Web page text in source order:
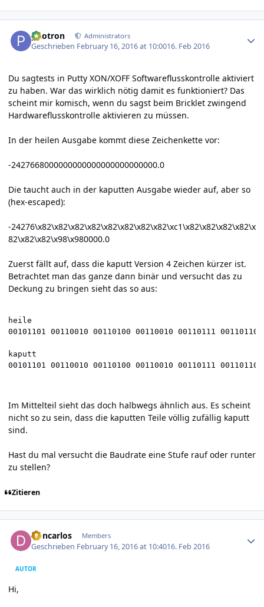
photron Administrators
Geschrieben February 16, 2016 at 10:0016. Feb 2016
Du sagtests in Putty XON/XOFF Softwareflusskontrolle aktiviert
zu haben. War das wirklich nötig damit es funktioniert? Das
scheint mir komisch, wenn du sagst beim Bricklet zwingend
Hardwareflusskontrolle aktivieren zu müssen.
In der heilen Ausgabe kommt diese Zeichenkette vor:
-2427668000000000000000000000000.0
Die taucht auch in der kaputten Ausgabe wieder auf, aber so
(hex-escaped):
-24276\x82\x82\x82\x82\x82\x82\x82\x82\xc1\x82\x82\x82\x82\x
82\x82\x82\x98\x980000.0
Zuerst fällt auf, dass die kaputt Version 4 Zeichen kürzer ist.
Betrachtet man das ganze dann binär und versucht das zu
Deckung zu bringen sieht das so aus:
heile
00101101 00110010 00110100 00110010 00110111
kaputt
00101101 00110010 00110100 00110010 00110111
Im Mittelteil sieht das doch halbwegs ähnlich aus. Es scheint
nicht so zu sein, dass die kaputten Teile völlig zufällig kaputt
sind.
Hast du mal versucht die Baudrate eine Stufe rauf oder runter
zu stellen?
Zitieren
Doncarlos Members
Geschrieben February 16, 2016 at 10:4016. Feb 2016
AUTOR
Hi,